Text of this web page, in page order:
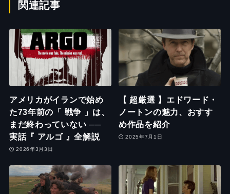
関連記事
アメリカがイランで始め
た73年前の「 戦争 」は、
まだ終わっていない ──
実話『 アルゴ 』全解説
2026年3月3日
【 超厳選 】エドワード・
ノートンの魅力、おすす
め作品を紹介
2025年7月1日